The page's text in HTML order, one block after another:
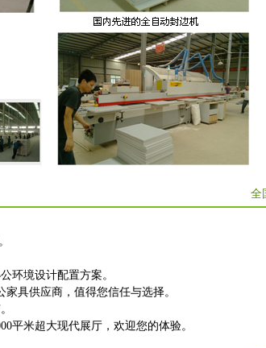
全
。
环境设计配置方案。
具供应商，值得您信任与选择。
平米超大现代展厅，欢迎您的体验。